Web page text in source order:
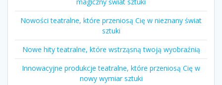
magiczny świat sztuki
Nowości teatralne, które przeniosą Cię w nieznany świat
sztuki
Nowe hity teatralne, które wstrząsną twoją wyobraźnią
Innowacyjne produkcje teatralne, które przeniosą Cię w
nowy wymiar sztuki